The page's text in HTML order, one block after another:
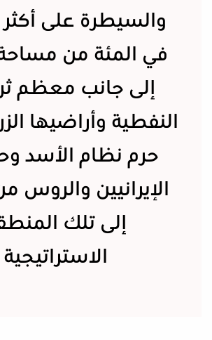
في المئة من مساحة
إلى جانب معظم
النفطية وأراضيها
حرم نظام الأسد
الإيرانيين والروس
إلى تلك
الاستراتيجية